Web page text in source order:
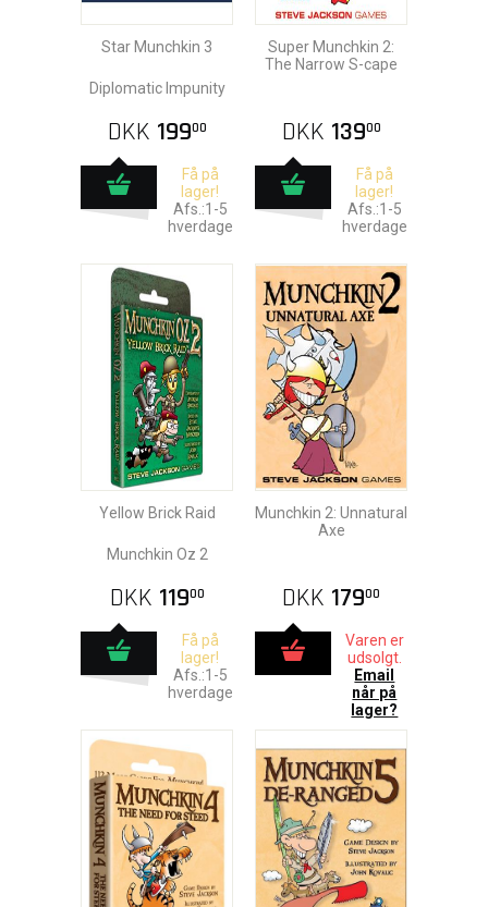
Star Munchkin 3
Diplomatic Impunity
DKK 19900
Få på
lager!
Afs.:1-5
hverdage
Super Munchkin 2:
The Narrow S-cape
DKK 13900
Få på
lager!
Afs.:1-5
hverdage
Yellow Brick Raid
Munchkin Oz 2
DKK 11900
Få på
lager!
Afs.:1-5
hverdage
Munchkin 2: Unnatural
Axe
DKK 17900
Varen er
udsolgt.
Email
når på
lager?